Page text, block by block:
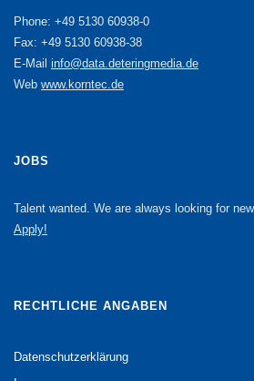
Phone: +49 5130 60938-0
Fax: +49 5130 60938-38
E-Mail info@data.deteringmedia.de
Web www.korntec.de
JOBS
Talent wanted. We are always looking for
Apply!
RECHTLICHE ANGABEN
Datenschutzerklärung